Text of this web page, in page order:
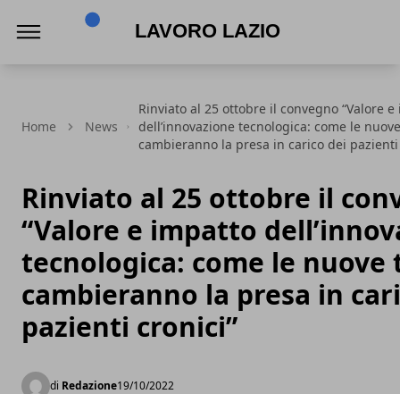
Home News
Rinviato al 25 ottobre il convegno “Valore
dell’innovazione tecnologica: come le
cambieranno la presa in carico dei pazienti
Rinviato al 25 ottobre il
“Valore e impatto
tecnologica: come le nuove
cambieranno la presa in
pazienti cronici”
di Redazione19/10/2022